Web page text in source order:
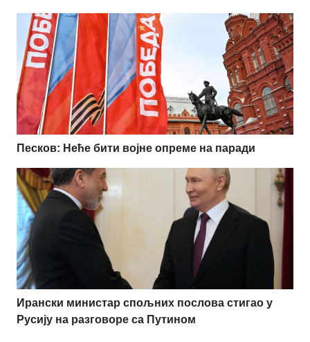
Песков: Неће бити војне опреме на паради
Ирански министар спољних послова стигао у
Русију на разговоре са Путином